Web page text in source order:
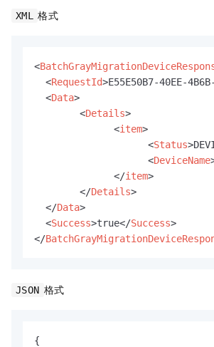
XML 格式
<
<RequestId>E55E50B7-40EE-4B6B-
<Data>
<Details>
<item>
<Status>
<DeviceName
</item>
</Details>
</Data>
<Success>true</Success>
</
JSON 格式
{